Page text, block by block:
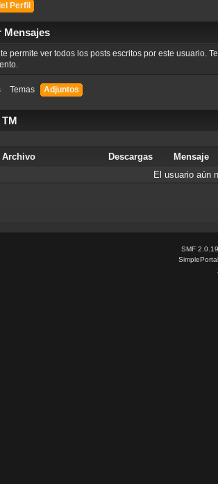
Perfil
Mensajes
permite ver todos los posts escritos por este usuario.
Temas Adjuntos
Archivo Descargas
Mensaje
El usuario aún
SMF 2.0.19